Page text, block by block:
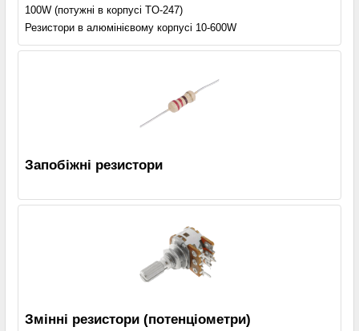
100W (потужні в корпусі TO-247)
Резистори в алюмінієвому корпусі 10-600W
Запобіжні резистори
Змінні резистори (потенціометри)